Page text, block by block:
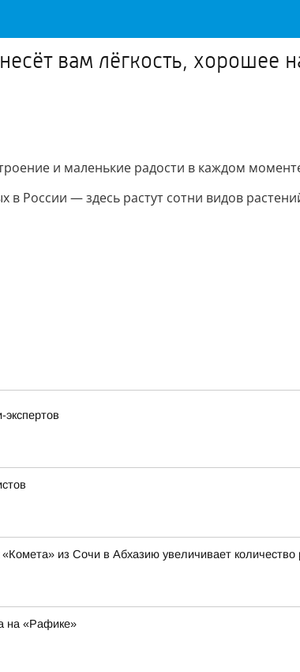
вам лёгкость, хорошее
и маленькие радости в каждом
России — здесь растут сотни видов
из Сочи в Абхазию увеличивает
на «Рафике»